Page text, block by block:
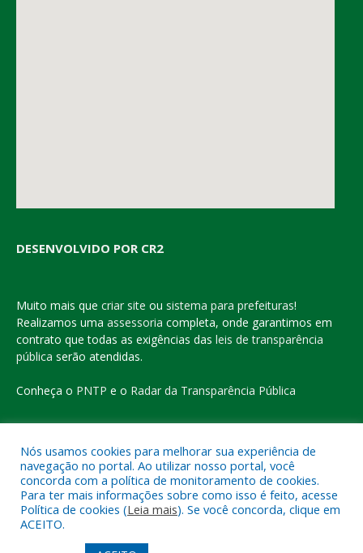
DESENVOLVIDO POR CR2
Muito mais que criar site ou sistema para prefeituras!
Realizamos uma assessoria completa, onde garantimos em
contrato que todas as exigências das leis de transparência
pública serão atendidas.
Conheça o PNTP e o Radar da Transparência Pública
Todos os direitos reservados a Prefeitura Municipal de Eldorado
do Carajás
Mapa do Site
Acessar o Webmail
Nós usamos cookies para melhorar sua experiência de
navegação no portal. Ao utilizar nosso portal, você
concorda com a política de monitoramento de cookies.
Para ter mais informações sobre como isso é feito, acesse
Política de cookies (Leia mais). Se você concorda, clique em
ACEITO.